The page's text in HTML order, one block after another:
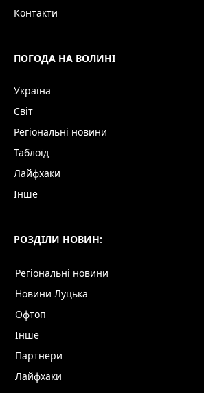
Контакти
ПОГОДА НА ВОЛИНІ
Україна
Світ
Регіональні новини
Таблоїд
Лайфхаки
Інше
РОЗДІЛИ НОВИН:
Регіональні новини
Новини Луцька
Офтоп
Інше
Партнери
Лайфхаки